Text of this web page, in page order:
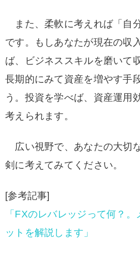
また、柔軟に考えれば「自
です。もしあなたが現在の収
ば、ビジネススキルを磨いて
長期的にみて資産を増やす手
う。投資を学べば、資産運用
考えられます。
広い視野で、あなたの大切
剣に考えてみてください。
[参考記事]
「FXのレバレッジって何？。
ットを解説します」